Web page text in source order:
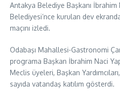
Antakya Belediye Başkanı İbrahim
Belediyesi’nce kurulan dev
maçını izledi.
Odabaşı Mahallesi-Gastronomi
programa Başkan İbrahim Naci
Meclis üyeleri, Başkan
sayıda vatandaş katılım gösterdi.